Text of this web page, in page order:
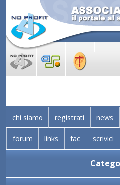
chi siamo registrati news
forum links faq scrivici